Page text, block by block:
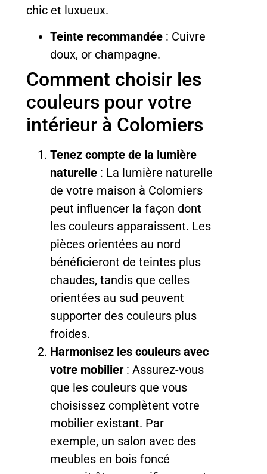
chic et luxueux.
Teinte recommandée: Cuivre
doux, or champagne.
Comment choisir les
couleurs pour votre
intérieur à Colomiers
Tenez compte de la lumière
naturelle: La lumière naturelle
de votre maison à Colomiers
peut influencer la façon dont
les couleurs apparaissent. Les
pièces orientées au nord
bénéficieront de teintes plus
chaudes, tandis que celles
orientées au sud peuvent
supporter des couleurs plus
froides.
Harmonisez les couleurs avec
votre mobilier: Assurez-vous
que les couleurs que vous
choisissez complètent votre
mobilier existant. Par
exemple, un salon avec des
meubles en bois foncé